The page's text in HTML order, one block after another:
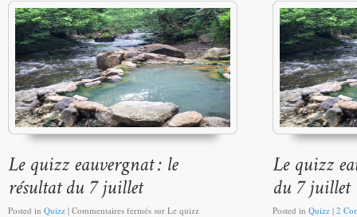
Posted in Quizz | Commentaires fermés sur Le quizz
Posted in Quizz | 2